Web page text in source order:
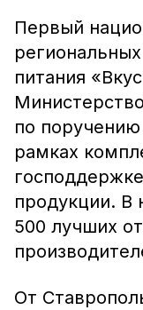
Первый
питания
по
рамках
продукции. В
500 лучших
От